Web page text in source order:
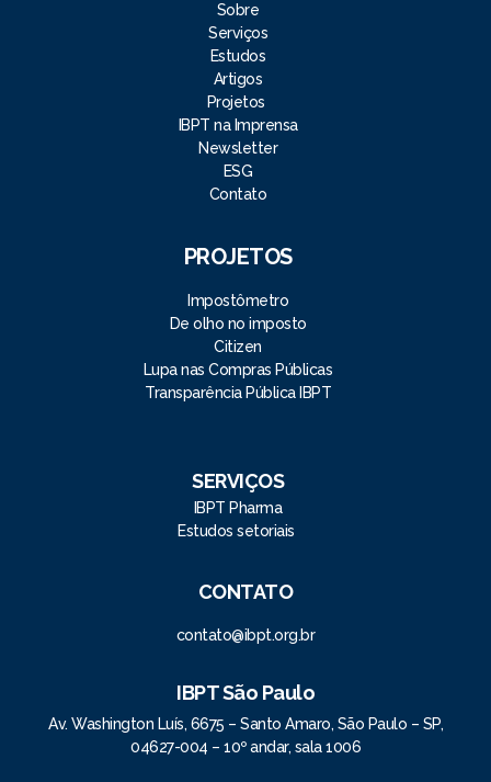
Sobre
Serviços
Estudos
Artigos
Projetos
IBPT na Imprensa
Newsletter
ESG
Contato
PROJETOS
Impostômetro
De olho no imposto
Citizen
Lupa nas Compras Públicas
Transparência Pública IBPT
SERVIÇOS
IBPT Pharma
Estudos setoriais
CONTATO
contato@ibpt.org.br
IBPT São Paulo
Av. Washington Luís, 6675 – Santo Amaro, São Paulo – SP,
04627-004 – 10º andar, sala 1006